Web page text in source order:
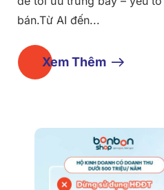
bán.Từ AI đến...
Xem Thêm